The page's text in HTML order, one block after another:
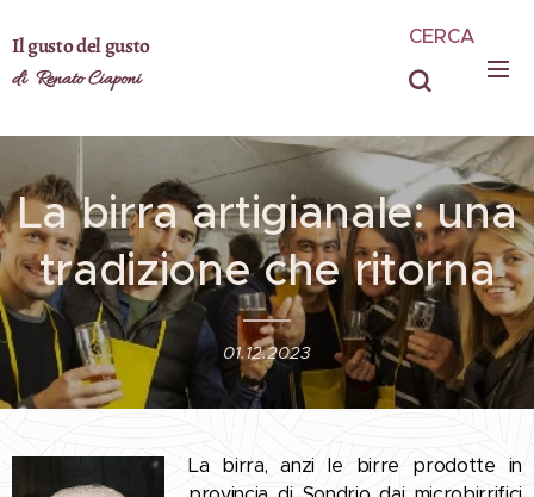
Il gusto del gusto
di Renato Ciaponi
CERCA
La birra artigianale: una
tradizione che ritorna
01.12.2023
La birra, anzi le birre prodotte in